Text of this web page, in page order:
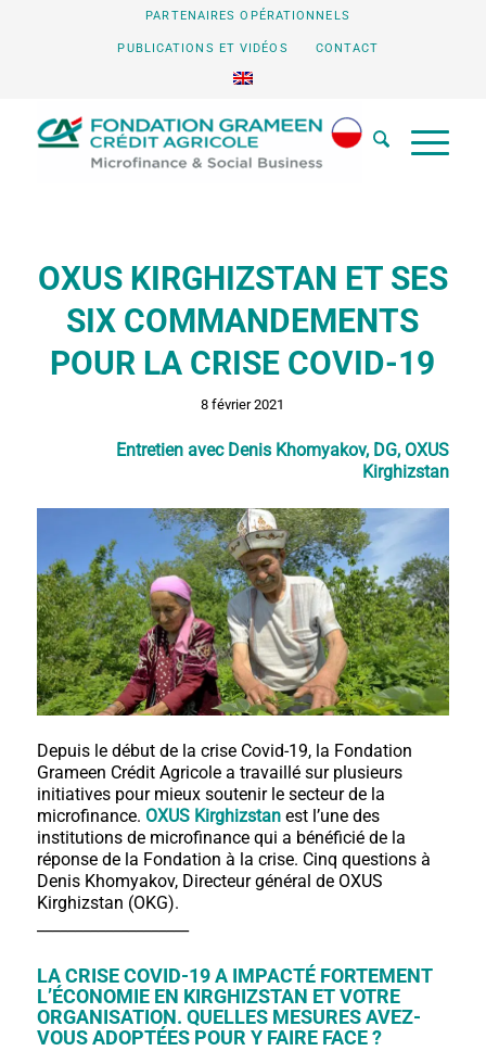
PARTENAIRES OPÉRATIONNELS
PUBLICATIONS ET VIDÉOS CONTACT
OXUS KIRGHIZSTAN ET SES
SIX COMMANDEMENTS
POUR LA CRISE COVID-19
8 février 2021
Entretien avec Denis Khomyakov, DG, OXUS
Kirghizstan
Depuis le début de la crise Covid-19, la Fondation
Grameen Crédit Agricole a travaillé sur plusieurs
initiatives pour mieux soutenir le secteur de la
microfinance. OXUS Kirghizstanest l’une des
institutions de microfinance qui a bénéficié de la
réponse de la Fondation à la crise. Cinq questions à
Denis Khomyakov, Directeur général de OXUS
Kirghizstan (OKG).
LA CRISE COVID-19 A IMPACTÉ FORTEMENT
L’ÉCONOMIE EN KIRGHIZSTAN ET VOTRE
ORGANISATION. QUELLES MESURES AVEZ-
VOUS ADOPTÉES POUR Y FAIRE FACE ?